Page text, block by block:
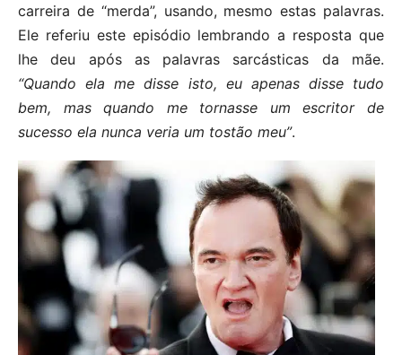
carreira de “merda”, usando, mesmo estas palavras.
Ele referiu este episódio lembrando a resposta que
lhe deu após as palavras sarcásticas da mãe.
“Quando ela me disse isto, eu apenas disse tudo
bem, mas quando me tornasse um escritor de
sucesso ela nunca veria um tostão meu”.